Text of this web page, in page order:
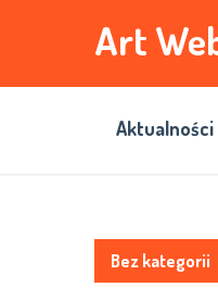
Art
Aktualności
Bez kategorii